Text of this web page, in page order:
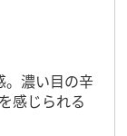
濃い目の辛
感じられる